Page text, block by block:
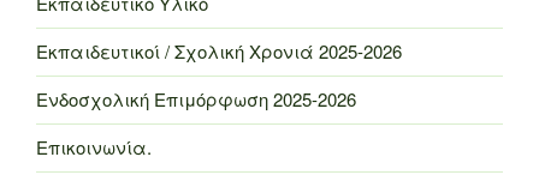
Εκπαιδευτικοί / Σχολική Χρονιά 2025-2026
Ενδοσχολική Επιμόρφωση 2025-2026
Επικοινωνία.